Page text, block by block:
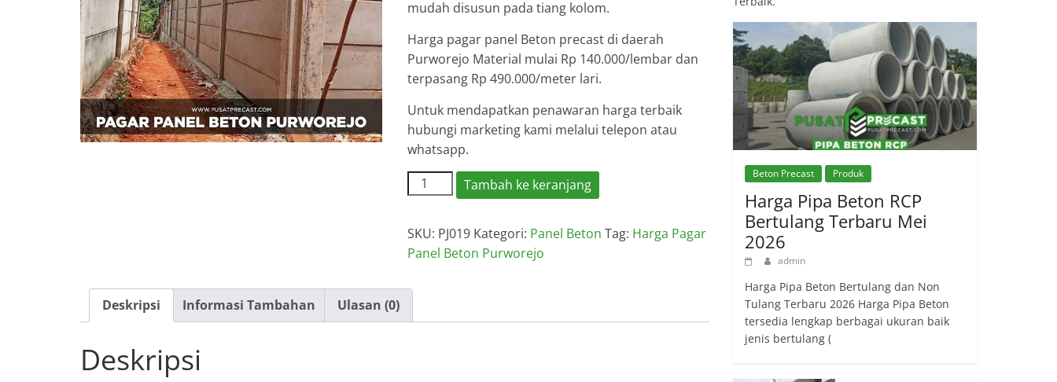
mudah disusun pada tiang kolom.
Harga pagar panel Beton precast di daerah
Purworejo Material mulai Rp 140.000/lembar dan
terpasang Rp 490.000/meter lari.
Untuk mendapatkan penawaran harga terbaik
hubungi marketing kami melalui telepon atau
whatsapp.
Kuantitas
Harga
Panel
Beton
Tambah ke keranjang
SKU: PJ019 Kategori: Panel Beton Tag: Harga Pagar
Panel Beton Purworejo
Deskripsi Informasi Tambahan Ulasan (0)
Deskripsi
Beton Precast Produk
Harga Pipa Beton RCP
Bertulang Terbaru Mei
2026
admin
Harga Pipa Beton Bertulang dan Non
Tulang Terbaru 2026 Harga Pipa Beton
tersedia lengkap berbagai ukuran baik
jenis bertulang (